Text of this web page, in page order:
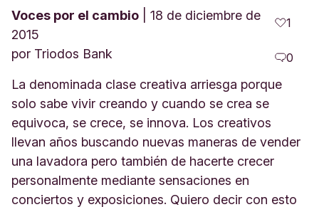
Voces por el cambio
18 de diciembre de
2015
por Triodos Bank
1
0
La denominada clase creativa arriesga porque
solo sabe vivir creando y cuando se crea se
equivoca, se crece, se innova. Los creativos
llevan años buscando nuevas maneras de vender
una lavadora pero también de hacerte crecer
personalmente mediante sensaciones en
conciertos y exposiciones. Quiero decir con esto